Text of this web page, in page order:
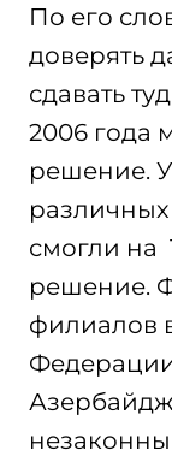
По его
доверять
сдавать
2006 года
решение.
смогли на
решение.
филиалов